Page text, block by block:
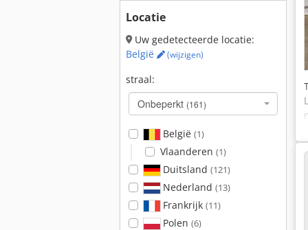
Locatie
Uw gedetecteerde locatie:
België
(wijzigen)
straal:
Onbeperkt (161)
België (1)
Vlaanderen (1)
Duitsland (121)
Nederland (13)
Frankrijk (11)
Polen (6)